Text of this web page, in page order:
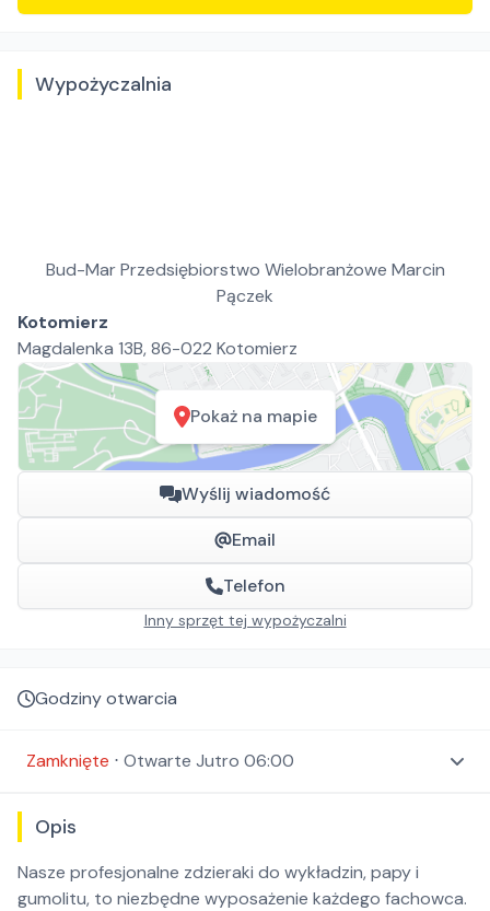
Wypożyczalnia
Bud-Mar Przedsiębiorstwo Wielobranżowe Marcin
Pączek
Kotomierz
Magdalenka 13B, 86-022 Kotomierz
Pokaż na mapie
Wyślij wiadomość
Email
Telefon
Inny sprzęt tej wypożyczalni
Godziny otwarcia
Zamknięte ⋅ Otwarte Jutro 06:00
Opis
Nasze profesjonalne zdzieraki do wykładzin, papy i
gumolitu, to niezbędne wyposażenie każdego fachowca.